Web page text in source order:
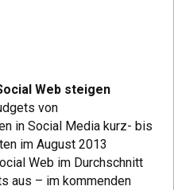
Web steigen
von
in Social Media kurz- bis
im August 2013
Web im Durchschnitt
aus – im kommenden